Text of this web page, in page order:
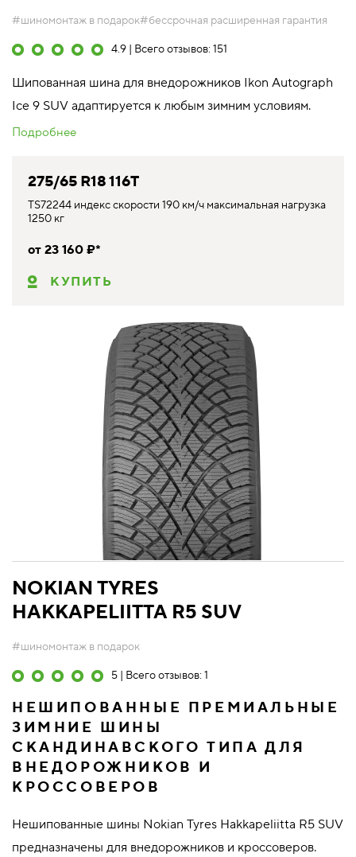
#шиномонтаж в подарок#бессрочная расширенная гарантия
4.9 | Всего отзывов: 151
Шипованная шина для внедорожников Ikon Autograph
Ice 9 SUV адаптируется к любым зимним условиям.
Подробнее
275/65 R18 116T
TS72244 индекс скорости 190 км/ч максимальная нагрузка
1250 кг
от 23 160 ₽*
КУПИТЬ
NOKIAN TYRES
HAKKAPELIITTA R5 SUV
#шиномонтаж в подарок
5 | Всего отзывов: 1
НЕШИПОВАННЫЕ ПРЕМИАЛЬНЫЕ
ЗИМНИЕ ШИНЫ
СКАНДИНАВСКОГО ТИПА ДЛЯ
ВНЕДОРОЖНИКОВ И
КРОССОВЕРОВ
Нешипованные шины Nokian Tyres Hakkapeliitta R5 SUV
предназначены для внедорожников и кроссоверов.